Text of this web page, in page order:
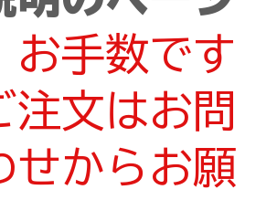
お手数です
注文はお問
せからお願